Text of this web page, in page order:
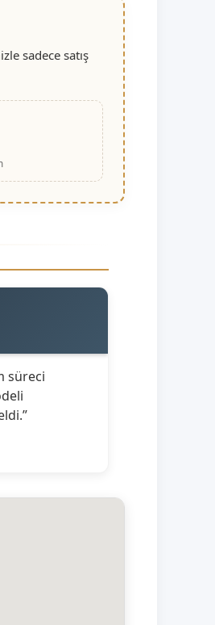
sadece satış
süreci